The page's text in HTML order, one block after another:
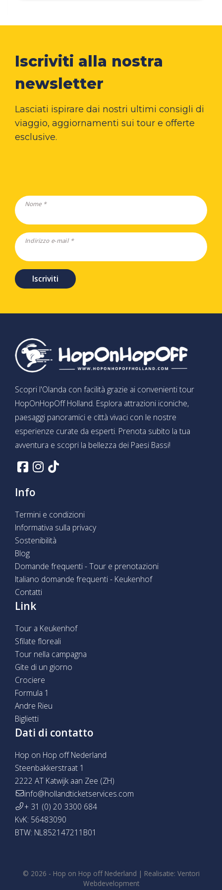
Iscriviti alla nostra
newsletter
Lasciati ispirare dai nostri ultimi consigli di
viaggio, aggiornamenti sui tour e offerte
esclusive.
Nome *
Indirizzo e-mail *
Iscriviti
Scopri l'Olanda con facilità grazie ai convenienti tour
HopOnHopOff Holland. Esplora attrazioni iconiche,
paesaggi panoramici e città vivaci con le nostre
esperienze curate da esperti. Prenota subito la tua
avventura e scopri la bellezza dei Paesi Bassi!
Info
Termini e condizioni
Informativa sulla privacy
Sostenibilità
Blog
Domande frequenti - Tour e prenotazioni
Italiano domande frequenti - Keukenhof
Contatti
Link
Tour a Keukenhof
Sfilate floreali
Tour nella campagna
Gite di un giorno
Crociere
Formula 1
Andre Rieu
Biglietti
Dati di contatto
Hop on Hop off Nederland
Steenbakkerstraat 1
2222 AT Katwijk aan Zee (ZH)
info@hollandticketservices.com
+ 31 (0) 20 3300 684
KvK: 56483090
BTW: NL852147211B01
© 2026 - Hop on Hop off Nederland | Realisatie: Ventori
Webdevelopment